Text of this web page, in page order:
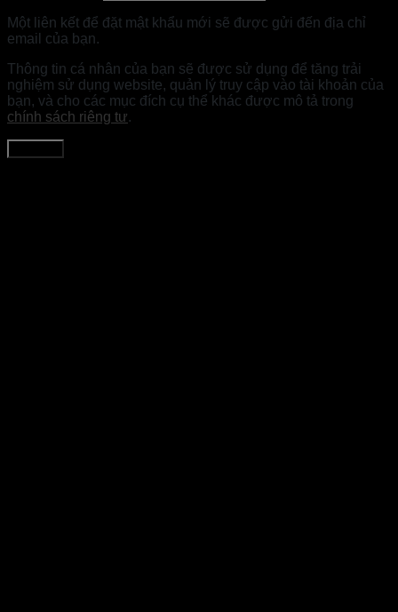
Một liên kết để đặt mật khẩu mới sẽ được gửi đến địa chỉ
email của bạn.
Thông tin cá nhân của bạn sẽ được sử dụng để tăng trải
nghiệm sử dụng website, quản lý truy cập vào tài khoản của
bạn, và cho các mục đích cụ thể khác được mô tả trong
chính sách riêng tư.